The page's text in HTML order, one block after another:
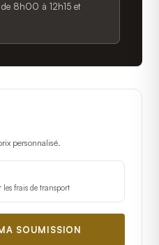
8h00 à 12h15 et
personnalisé.
les frais de transport
SOUMISSION